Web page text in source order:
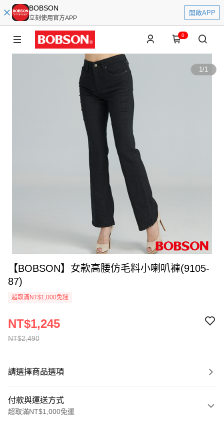
BOBSON
立刻使用官方APP
開啟APP
0
1/1
【BOBSON】女款高腰仿毛料小喇叭褲(9105-
87)
超取滿NT$1,000免運
NT$2,490
NT$1,245
請選擇商品選項
付款與運送方式
超取滿NT$1,000免運